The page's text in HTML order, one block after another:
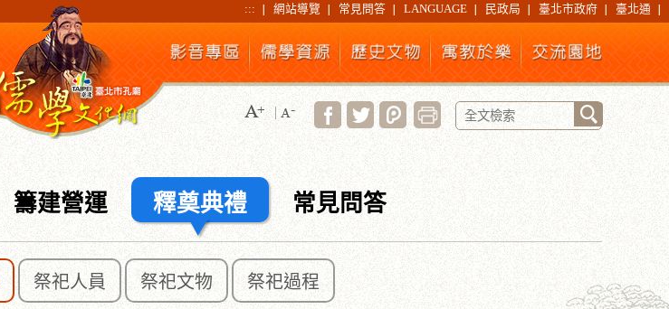
::: 網站導覽 常見問答 LANGUAGE 民政局 臺北市政府 臺北通
籌建營運 釋奠典禮 常見問答
祭祀人員 祭祀文物 祭祀過程